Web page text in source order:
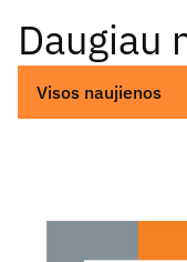
Daugiau
Visos naujienos